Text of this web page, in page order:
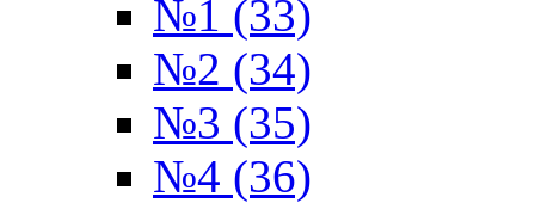
№1 (33)
№2 (34)
№3 (35)
№4 (36)